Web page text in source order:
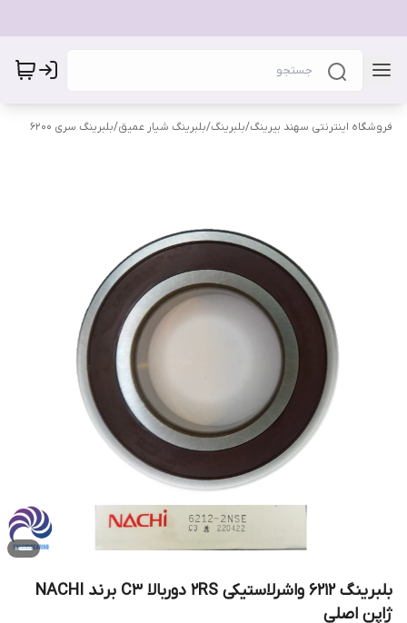
فروشگاه اینترنتی سهند بیرینگ/بلبرینگ/بلبرینگ شیار عمیق/بلبرینگ سری 6200
بلبرینگ 6212 واشرلاستیکی 2RS دوربالا C3 برند NACHI
ژاپن اصلی